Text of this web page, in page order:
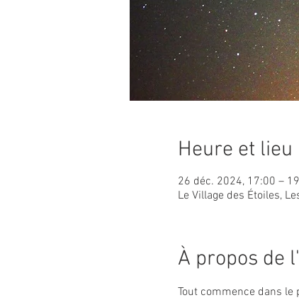
Heure et lieu
26 déc. 2024, 17:00 –
Le Village des Étoiles,
À propos de
Tout commence dans